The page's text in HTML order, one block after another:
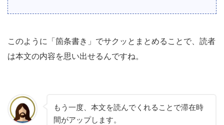
このように「箇条書き」でサクッとまとめることで、読者
は本文の内容を思い出せるんですね。
もう一度、本文を読んでくれることで滞在時
間がアップします。